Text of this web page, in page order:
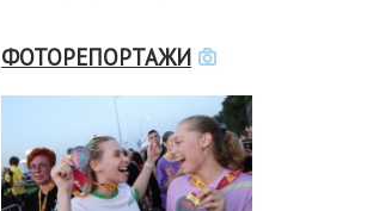
ФОТОРЕПОРТАЖИ